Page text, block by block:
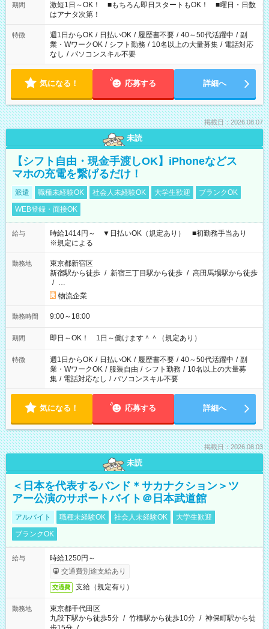
期間
激短1日～OK！ ■もちろん即日スタートもOK！ ■曜日・日数
はアナタ次第！
特徴 週1日からOK / 日払いOK / 履歴書不要 / 40～50代活躍中 / 副
業・WワークOK / シフト勤務 / 10名以上の大量募集 / 電話対応
なし / パソコンスキル不要
気になる！ 応募する 詳細へ
掲載日：2026.08.07
未読
【シフト自由・現金手渡しOK】iPhoneなどス
マホの充電を繋げるだけ！
派遣 職種未経験OK 社会人未経験OK 大学生歓迎
ブランクOK
WEB登録・面接OK
給与
時給1414円～ ▼日払いOK（規定あり） ■初勤務手当あり
※規定による
勤務地
東京都新宿区
新宿駅から徒歩 / 新宿三丁目駅から徒歩 / 高田馬場駅から徒歩
/ …
物流企業
勤務時間 9:00～18:00
期間 即日～OK！ 1日～働けます＾＾（規定あり）
特徴 週1日からOK / 日払いOK / 履歴書不要 / 40～50代活躍中 / 副
業・WワークOK / 服装自由 / シフト勤務 / 10名以上の大量募
集 / 電話対応なし / パソコンスキル不要
気になる！ 応募する 詳細へ
掲載日：2026.08.03
未読
＜日本を代表するバンド＊サカナクション＞ツ
アー公演のサポートバイト＠日本武道館
アルバイト 職種未経験OK 社会人未経験OK
大学生歓迎
ブランクOK
給与
時給1250円～
交通費別途支給あり
交通費 支給（規定有り）
勤務地
東京都千代田区
九段下駅から徒歩5分 / 竹橋駅から徒歩10分 / 神保町駅から徒